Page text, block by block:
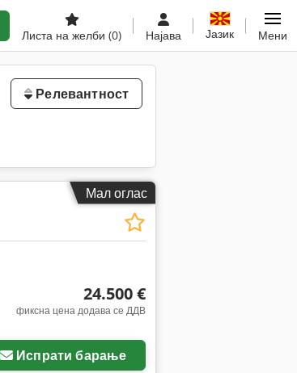
Листа на желби (0) Најава Јазик Мени
Релевантност
Мал оглас
24.500 €
фиксна цена додава се ДДВ
Испрати барање